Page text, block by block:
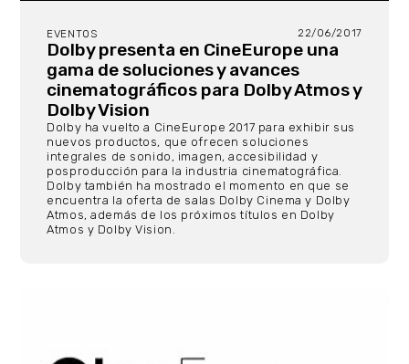
EVENTOS 22/06/2017
Dolby presenta en CineEurope una
gama de soluciones y avances
cinematográficos para Dolby Atmos y
Dolby Vision
Dolby ha vuelto a CineEurope 2017 para exhibir sus
nuevos productos, que ofrecen soluciones
integrales de sonido, imagen, accesibilidad y
posproducción para la industria cinematográfica.
Dolby también ha mostrado el momento en que se
encuentra la oferta de salas Dolby Cinema y Dolby
Atmos, además de los próximos títulos en Dolby
Atmos y Dolby Vision.